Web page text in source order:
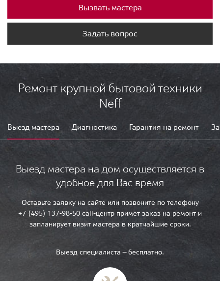
Вызвать мастера
Задать вопрос
Ремонт крупной бытовой техники
Neff
Выезд мастера Диагностика Гарантия на ремонт
Выезд мастера на дом осуществляется в
удобное для Вас время
Оставьте заявку на сайте или позвоните по телефону
+7 (495) 137-98-50 call-центр примет заказ на ремонт и
запланирует визит мастера в кратчайшие сроки.
Выезд специалиста — бесплатно.